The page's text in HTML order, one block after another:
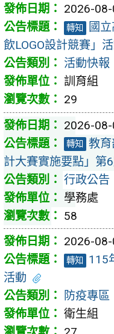
2026-
轉知
國
飲LOGO設計競賽」
活動快報
訓育組
29
2026-
轉知
教
計大賽實施要點」第
行政公告
學務處
58
2026-
轉知
115
活動
防疫專區
衛生組